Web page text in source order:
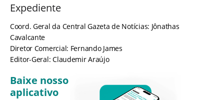
Expediente
Coord. Geral da Central Gazeta de Notícias: Jônathas
Cavalcante
Diretor Comercial: Fernando James
Editor-Geral: Claudemir Araújo
Baixe nosso
aplicativo